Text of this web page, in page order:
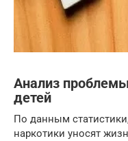
Анализ
детей
По данным
наркотики уносят